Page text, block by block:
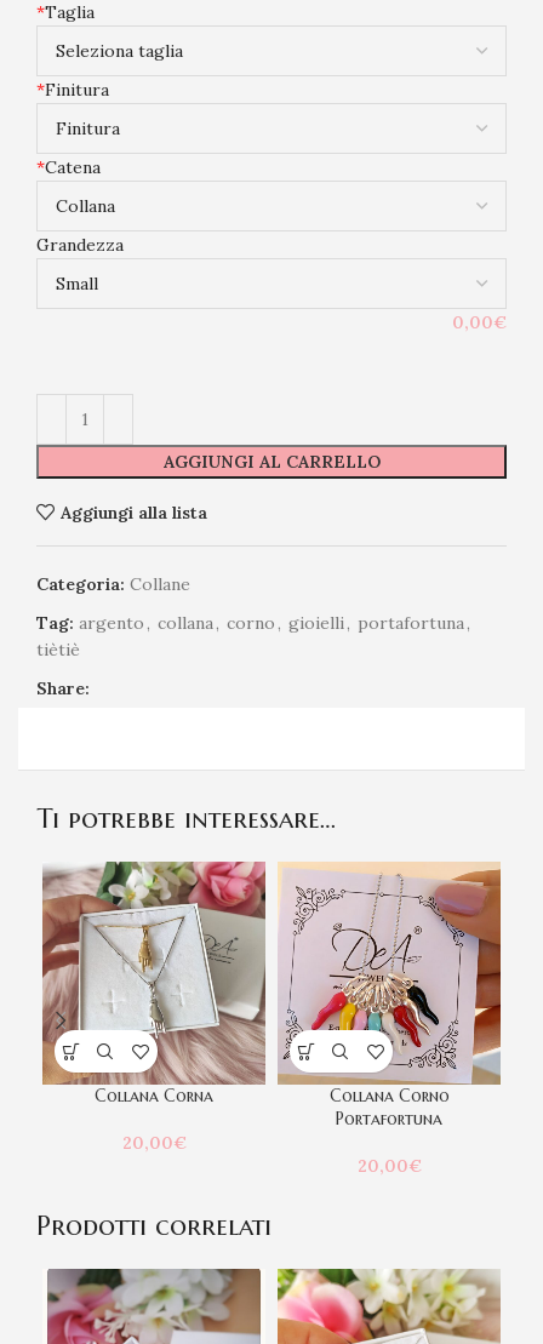
*Taglia
*Finitura
*Catena
Grandezza
0,00€
AGGIUNGI AL CARRELLO
Aggiungi alla lista
Categoria: Collane
Tag: argento, collana, corno, gioielli, portafortuna,
tiètiè
Share:
Ti potrebbe interessare…
Collana Corna
20,00€
Collana Corno
Portafortuna
20,00€
Prodotti correlati